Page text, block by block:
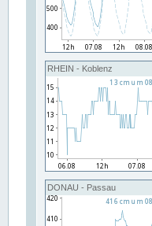
RHEIN - Koblenz
DONAU - Passau